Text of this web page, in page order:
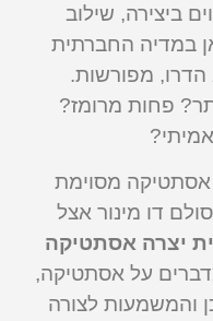
ביצירה, שילוב
במדיה החברתית
מפורשות.
פחות מרומז?
אסתטיקה מסוימת
דו מינור אצל
יצרה אסתטיקה
על אסתטיקה,
והמשמעות לצורה